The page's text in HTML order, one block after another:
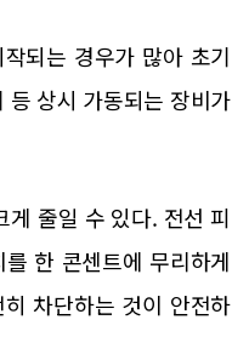
되는 경우가 많아 초기
등 상시 가동되는 장비가
게 줄일 수 있다. 전선 피
한 콘센트에 무리하게
차단하는 것이 안전하